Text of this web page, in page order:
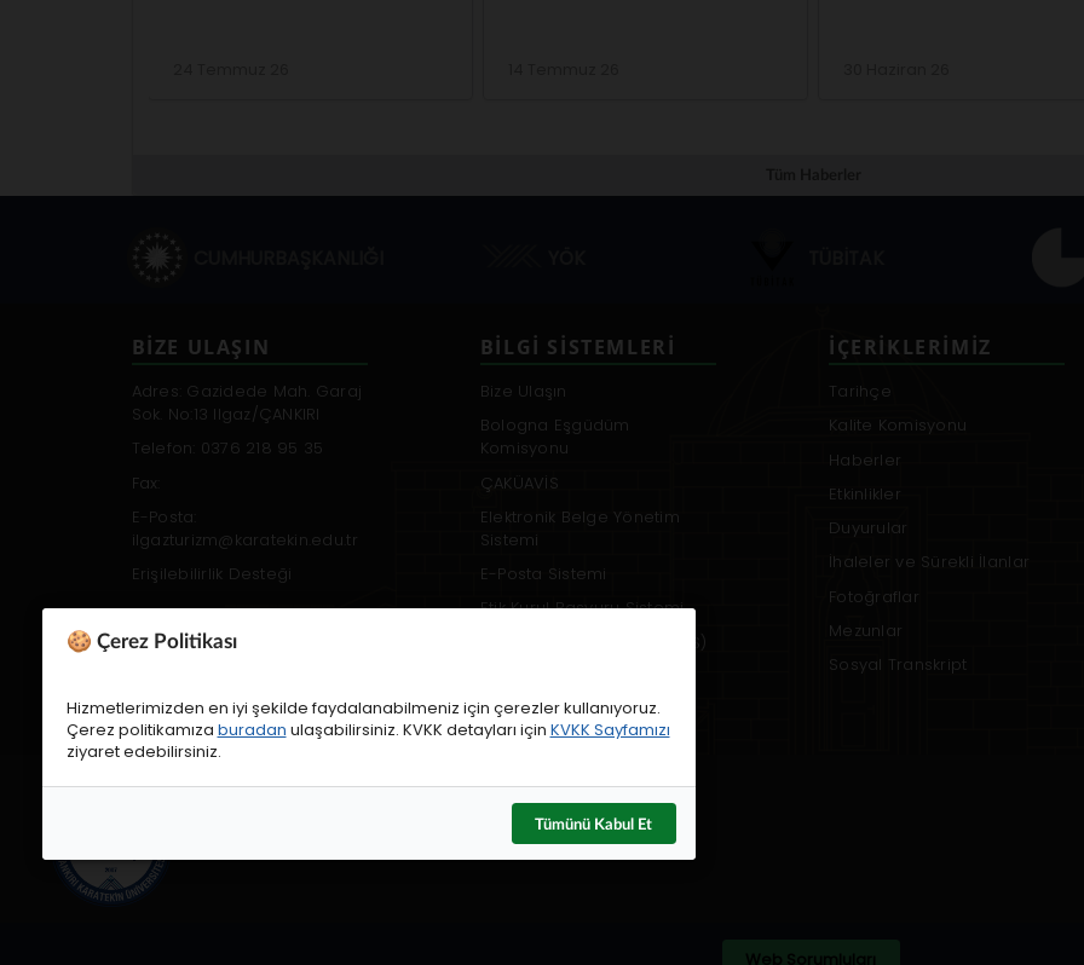
BİZE ULAŞIN
Adres: Gazidede Mah. Garaj
Sok. No:13 Ilgaz/ÇANKIRI
Telefon: 0376 218 95 35
Fax:
E-Posta:
ilgazturizm@karatekin.edu.tr
Erişilebilirlik Desteği
BILGI SISTEMLERI
Bize Ulaşın
Bologna Eşgüdüm
Komisyonu
ÇAKÜAVİS
Elektronik Belge Yönetim
Sistemi
E-Posta Sistemi
Etik Kurul Başvuru Sistemi
Öğrenci Bilgi Sistemi (UBYS)
İÇERIKLERIMIZ
Tarihçe
Kalite Komisyonu
Haberler
Etkinlikler
Duyurular
İhaleler ve Sürekli İlanlar
Fotoğraflar
Mezunlar
Sosyal Transkript
ÇAKÜ Bilgi İşlem Daire Başkanlığı 2026
Web Sorumluları
🍪 Çerez Politikası
Hizmetlerimizden en iyi şekilde faydalanabilmeniz için çerezler kullanıyoruz.
Çerez politikamıza buradan ulaşabilirsiniz. KVKK detayları için KVKK Sayfamızı
ziyaret edebilirsiniz.
Tümünü Kabul Et